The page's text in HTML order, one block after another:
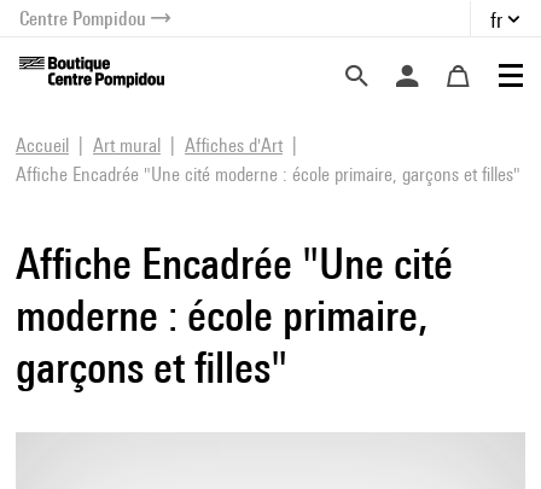
menu
contenu
Centre Pompidou fr
Accueil Art mural
Affiches d'Art
Affiche Encadrée "Une cité moderne : école primaire, garçons et filles"
Affiche Encadrée "Une cité
moderne : école primaire,
garçons et filles"